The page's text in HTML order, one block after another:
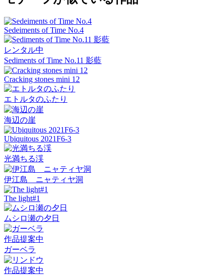
Sedeiments of Time No.4
レンタル中
Sediments of Time No.11 影藍
Cracking stones mini 12
エトルタのふたり
海辺の崖
Ubiquitous 2021F6-3
光満ちる渓
伊江島 ニャティヤ洞
The light#1
ムシロ瀬の夕日
作品提案中
ガーベラ
作品提案中